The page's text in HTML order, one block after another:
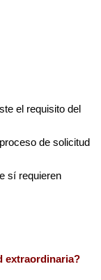
el requisito del
de solicitud
sí requieren
extraordinaria?